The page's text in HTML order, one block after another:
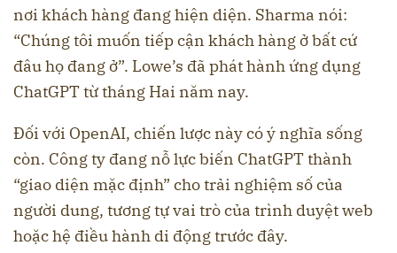
nơi khách hàng đang hiện diện. Sharma nói:
“Chúng tôi muốn tiếp cận khách hàng ở bất cứ
đâu họ đang ở”. Lowe’s đã phát hành ứng dụng
ChatGPT từ tháng Hai năm nay.
Đối với OpenAI, chiến lược này có ý nghĩa sống
còn. Công ty đang nỗ lực biến ChatGPT thành
“giao diện mặc định” cho trải nghiệm số của
người dung, tương tự vai trò của trình duyệt web
hoặc hệ điều hành di động trước đây.